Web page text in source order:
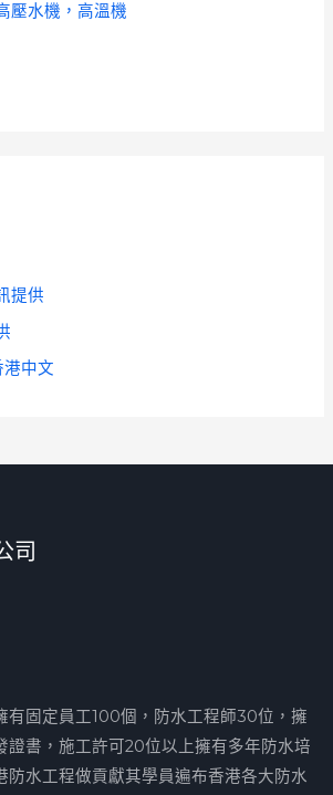
壓水機，高溫機
提供
中文
司
有固定員工100個，防水工程師30位，擁
證書，施工許可20位以上擁有多年防水培
防水工程做貢獻其學員遍布香港各大防水